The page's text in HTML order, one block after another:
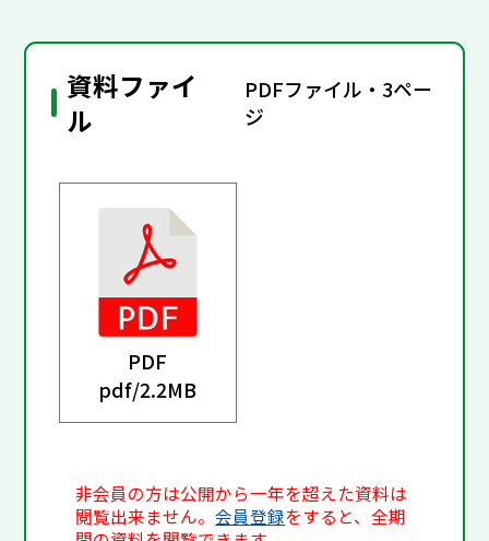
資料ファイ
ル
PDFファイル・3ペー
ジ
PDF
pdf/2.2MB
非会員の方は公開から一年を超えた資料は
閲覧出来ません。会員登録をすると、全期